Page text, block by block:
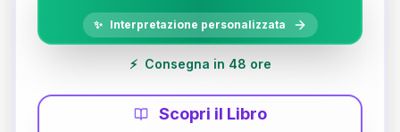
✨ Interpretazione personalizzata
⚡ Consegna in 48 ore
Scopri il Libro